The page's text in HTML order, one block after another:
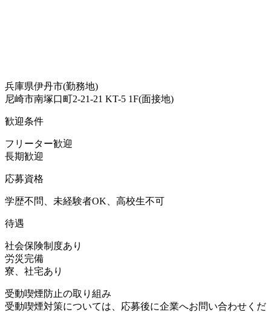
兵庫県伊丹市(勤務地)
尼崎市南塚口町2-21-21 KT-5 1F(面接地)
歓迎条件
フリーター歓迎
長期歓迎
応募資格
学歴不問、未経験者OK、高校生不可
待遇
社会保険制度あり
労災完備
寮、社宅あり
受動喫煙防止の取り組み
受動喫煙対策については、応募後に企業へお問い合わせくだ